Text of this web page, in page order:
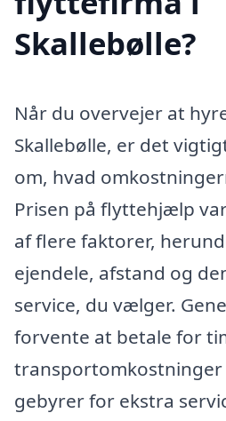
Skallebølle?
Når du overvejer at
Skallebølle, er det
om, hvad
Prisen på flyttehjælp
af flere faktorer,
ejendele, afstand og
service, du vælger.
forvente at betale for
transportomkostninger
gebyrer for ekstra